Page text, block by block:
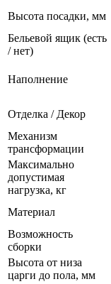
Высота посадки, мм
Бельевой ящик (есть
/ нет)
Наполнение
Отделка / Декор
Механизм
трансформации
Максимально
допустимая
нагрузка, кг
Материал
Возможность
сборки
Высота от низа
царги до пола, мм